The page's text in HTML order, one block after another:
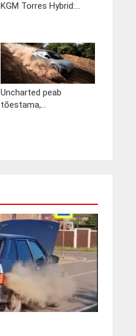
KGM Torres Hybrid:...
Uncharted peab
tõestama,...